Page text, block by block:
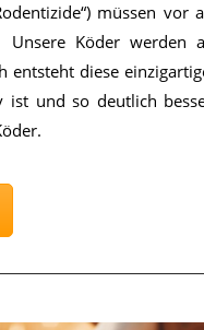
müs­sen vor
Kö­der wer­den
ent­steht die­se
ist und so deut­lich